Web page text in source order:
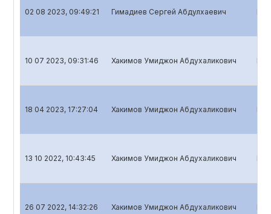
02 08 2023, 09:49:21 Гимадиев Сергей Абдулхаевич
10 07 2023, 09:31:46 Хакимов Умиджон Абдухаликович
18 04 2023, 17:27:04 Хакимов Умиджон Абдухаликович
13 10 2022, 10:43:45 Хакимов Умиджон Абдухаликович
26 07 2022, 14:32:26 Хакимов Умиджон Абдухаликович